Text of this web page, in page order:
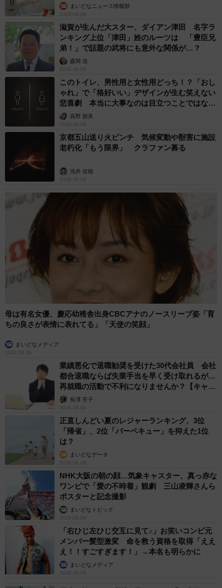
まいどなニュース情報部
2026.08.09
滋賀が生んだ大スター、ダイアン津田 名字ラ
ンキング上位「津田」姓のルーツは 「豊臣兄
弟！」で話題の武将にも意外な関係が…？
森岡 浩
2026.08.09
このトイレ、男性用と女性用どっち！？「おし
ゃれ」で「格好いい」デザインが生む笑えない
悲喜劇 本当に大事なのは目立つことではな
く…高野 朋美
2026.08.09
京都五山送り火ピンチ 気候変動や獣害に施設
老朽化「もう限界」 クラファン募る
浅井 佳穂
2026.08.09
母は有名女優、慶応幼稚舎出身CBCアナのノースリーブ姿「育
ちの良さが表情に表れてる」「天使の笑顔」
まいどなメディア
2026.08.09
業績悪化で退職勧奨を受けた30代会社員 会社
都合退職ならば失業手当を早く受け取れるが…
再就職の活動で不利になりませんか？【キャリ
アカウンセラーが解説】
長澤 芳子
2026.08.09
正直しんどい夏のレジャーランキング、3位
「帰省」、2位「バーベキュー」を抑えた1位
は？
まいどなデータ
2026.08.09
NHK大阪の朝の顔…気象キャスター、真っ赤な
ワンピで「愛の不時着」観劇 三山凌輝さんら
ポスターと記念撮影
まいどなトピック
2026.08.09
「右ひじ左ひじ交互に見て♪」お笑いコンビ元
メンバー髪型激変 命を救う資格を取得「ええ
え！！すごすぎます！」→本名も明らかに
まいどなメディア
2026.08.09